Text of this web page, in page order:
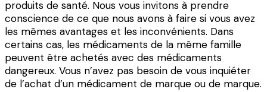
produits de santé. Nous vous invitons à prendre
conscience de ce que nous avons à faire si vous avez
les mêmes avantages et les inconvénients. Dans
certains cas, les médicaments de la même famille
peuvent être achetés avec des médicaments
dangereux. Vous n’avez pas besoin de vous inquiéter
de l’achat d’un médicament de marque ou de marque.